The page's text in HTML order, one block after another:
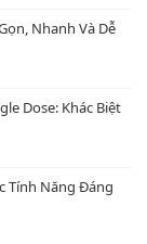
Nhanh Và Dễ
Dose: Khác Biệt
Tính Năng Đáng